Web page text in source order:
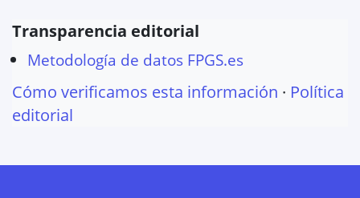
Transparencia editorial
Metodología de datos FPGS.es
Cómo verificamos esta información · Política
editorial